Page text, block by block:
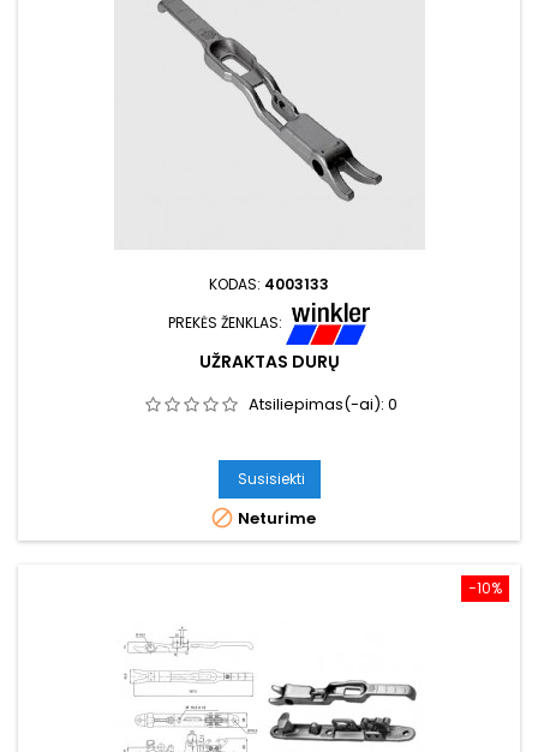
KODAS: 4003133
PREKĖS ŽENKLAS:
UŽRAKTAS DURŲ
Atsiliepimas(-ai): 0
Susisiekti
 Neturime
−10%